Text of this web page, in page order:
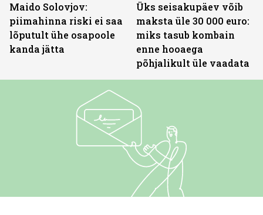
Maido Solovjov:
piimahinna riski ei saa
lõputult ühe osapoole
kanda jätta
Üks seisakupäev võib
maksta üle 30 000 euro:
miks tasub kombain
enne hooaega
põhjalikult üle vaadata